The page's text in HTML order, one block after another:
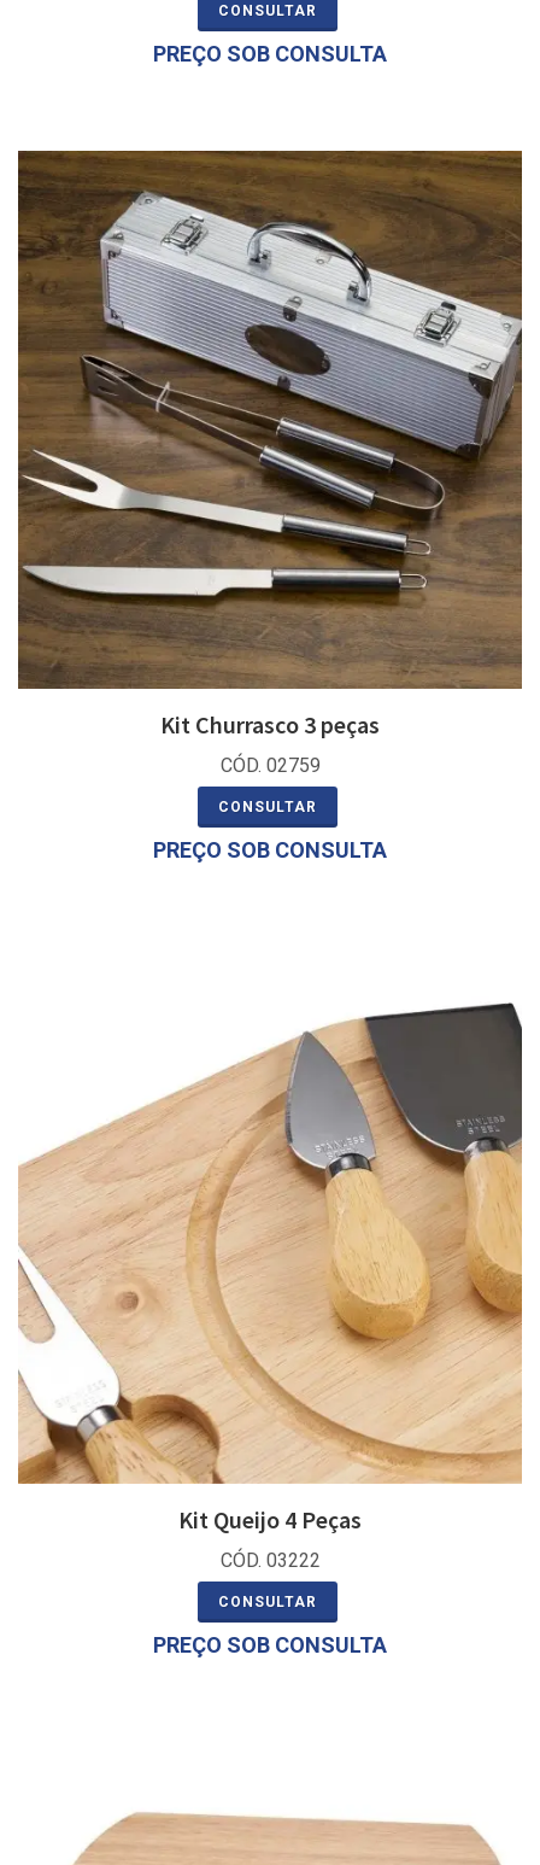
CONSULTAR
PREÇO SOB CONSULTA
Kit Churrasco 3 peças
CÓD. 02759
CONSULTAR
PREÇO SOB CONSULTA
Kit Queijo 4 Peças
CÓD. 03222
CONSULTAR
PREÇO SOB CONSULTA